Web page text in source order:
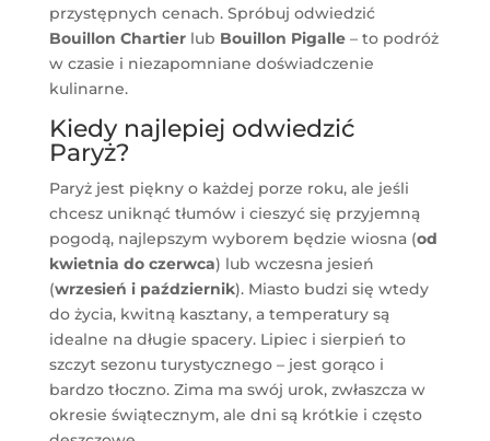
przystępnych cenach. Spróbuj odwiedzić
Bouillon Chartierlub Bouillon Pigalle– to podróż
w czasie i niezapomniane doświadczenie
kulinarne.
Kiedy najlepiej odwiedzić
Paryż?
Paryż jest piękny o każdej porze roku, ale jeśli
chcesz uniknąć tłumów i cieszyć się przyjemną
pogodą, najlepszym wyborem będzie wiosna (od
kwietnia do czerwca) lub wczesna jesień
(wrzesień i październik). Miasto budzi się wtedy
do życia, kwitną kasztany, a temperatury są
idealne na długie spacery. Lipiec i sierpień to
szczyt sezonu turystycznego – jest gorąco i
bardzo tłoczno. Zima ma swój urok, zwłaszcza w
okresie świątecznym, ale dni są krótkie i często